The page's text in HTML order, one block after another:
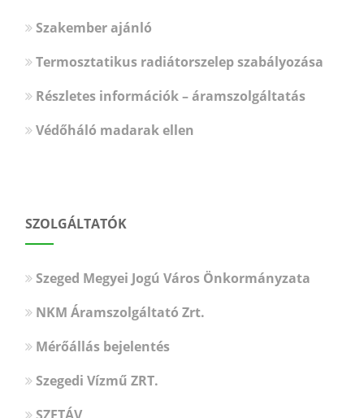
Szakember ajánló
Termosztatikus radiátorszelep szabályozása
Részletes információk – áramszolgáltatás
Védőháló madarak ellen
SZOLGÁLTATÓK
Szeged Megyei Jogú Város Önkormányzata
NKM Áramszolgáltató Zrt.
Mérőállás bejelentés
Szegedi Vízmű ZRT.